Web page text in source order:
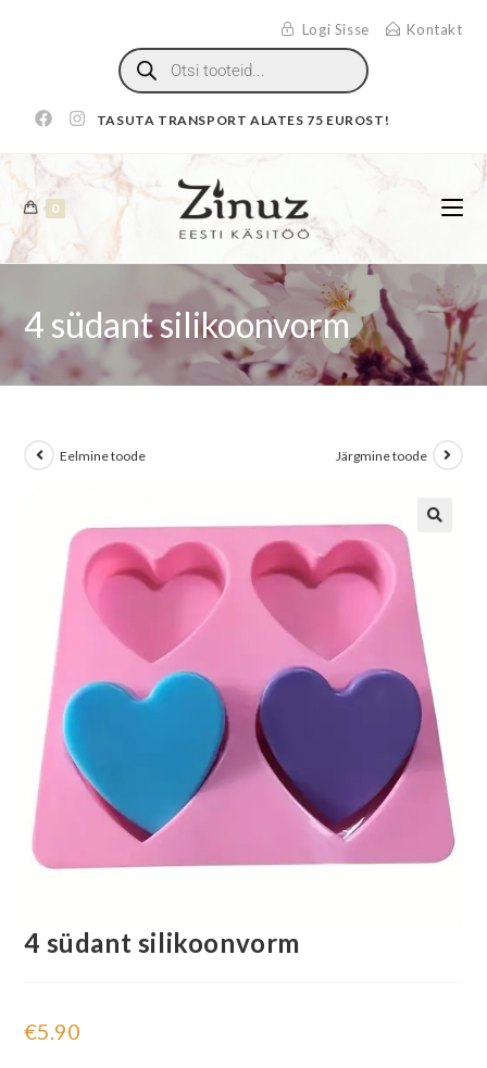
Logi Sisse Kontakt
TASUTA TRANSPORT ALATES 75 EUROST!
0
4 südant silikoonvorm
Eelmine toode Järgmine toode
4 südant silikoonvorm
€5.90